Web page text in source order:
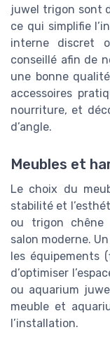
juwel trigon sont
ce qui simplifie
interne discret
conseillé afin de
une bonne
accessoires
nourriture, et
d’angle.
Meubles et
Le choix du
stabilité et
ou trigon chêne
salon moderne.
les équipements
d’optimiser
ou aquarium
meuble et
l’installation.